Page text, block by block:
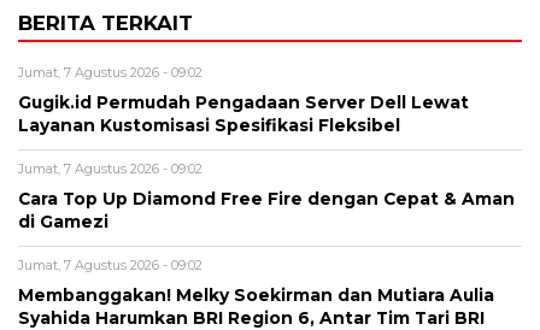
BERITA TERKAIT
Jumat, 7 Agustus 2026 - 09:02
Gugik.id Permudah Pengadaan Server Dell Lewat
Layanan Kustomisasi Spesifikasi Fleksibel
Jumat, 7 Agustus 2026 - 09:02
Cara Top Up Diamond Free Fire dengan Cepat & Aman
di Gamezi
Jumat, 7 Agustus 2026 - 09:02
Membanggakan! Melky Soekirman dan Mutiara Aulia
Syahida Harumkan BRI Region 6, Antar Tim Tari BRI